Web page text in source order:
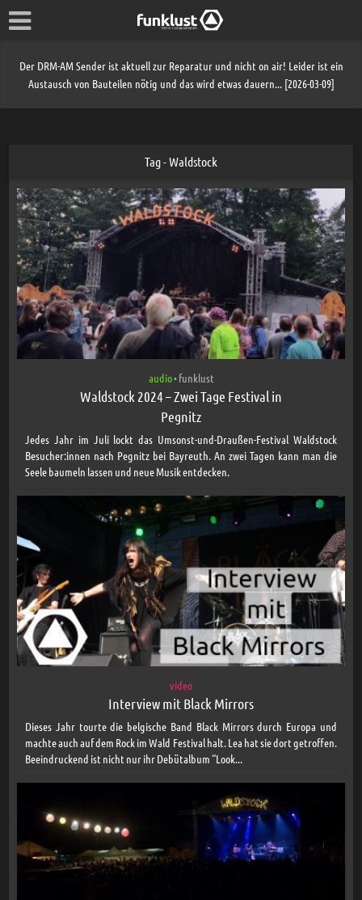
Der DRM-AM Sender ist aktuell zur Reparatur und nicht on air! Leider ist ein
Austausch von Bauteilen nötig und das wird etwas dauern... [2026-03-09]
Tag - Waldstock
audio• funklust
Waldstock 2024 – Zwei Tage Festival in
Pegnitz
Jedes Jahr im Juli lockt das Umsonst-und-Draußen-Festival Waldstock
Besucher:innen nach Pegnitz bei Bayreuth. An zwei Tagen kann man die
Seele baumeln lassen und neue Musik entdecken.
video
Interview mit Black Mirrors
Dieses Jahr tourte die belgische Band Black Mirrors durch Europa und
machte auch auf dem Rock im Wald Festival halt. Lea hat sie dort getroffen.
Beeindruckend ist nicht nur ihr Debütalbum “Look...